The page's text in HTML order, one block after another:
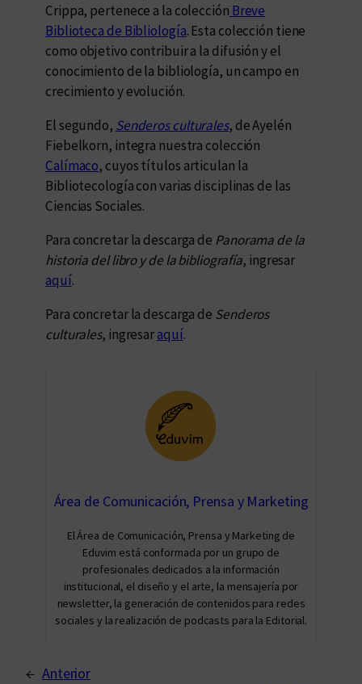
Crippa, pertenece a la colección Breve
Biblioteca de Bibliología. Esta colección tiene
como objetivo contribuir a la difusión y el
conocimiento de la bibliología, un campo en
crecimiento y evolución.
El segundo, Senderos culturales, de Ayelén
Fiebelkorn, integra nuestra colección
Calímaco, cuyos títulos articulan la
Bibliotecología con varias disciplinas de las
Ciencias Sociales.
Para concretar la descarga de Panorama de la
historia del libro y de la bibliografía, ingresar
aquí.
Para concretar la descarga de Senderos
culturales, ingresaraquí.
Área de Comunicación, Prensa y Marketing
El Área de Comunicación, Prensa y Marketing de
Eduvim está conformada por un grupo de
profesionales dedicados a la información
institucional, el diseño y el arte, la mensajería por
newsletter, la generación de contenidos para redes
sociales y la realización de podcasts para la Editorial.
← Anterior